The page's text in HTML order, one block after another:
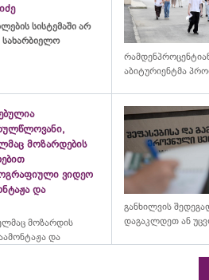
სისტემაში არ
სახარბიელო
აბიტურიენტმა
მოზარდების
ვიდეო
და
მოზარდის
და
განხილვის
დაგაკლდეთ ან